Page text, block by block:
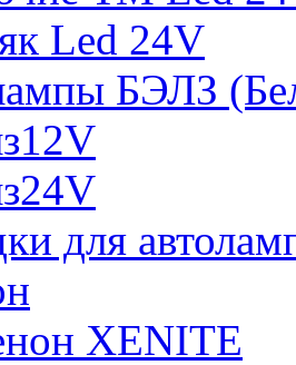
Led 24V
БЭЛЗ
для
XENITE